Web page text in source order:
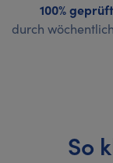
100%
durch
So